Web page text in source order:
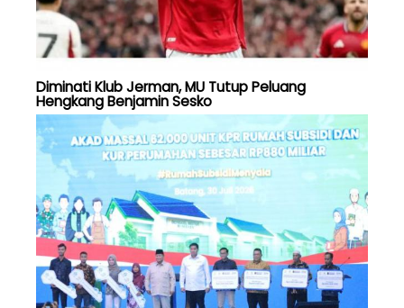
Diminati Klub Jerman, MU Tutup Peluang
Hengkang Benjamin Sesko